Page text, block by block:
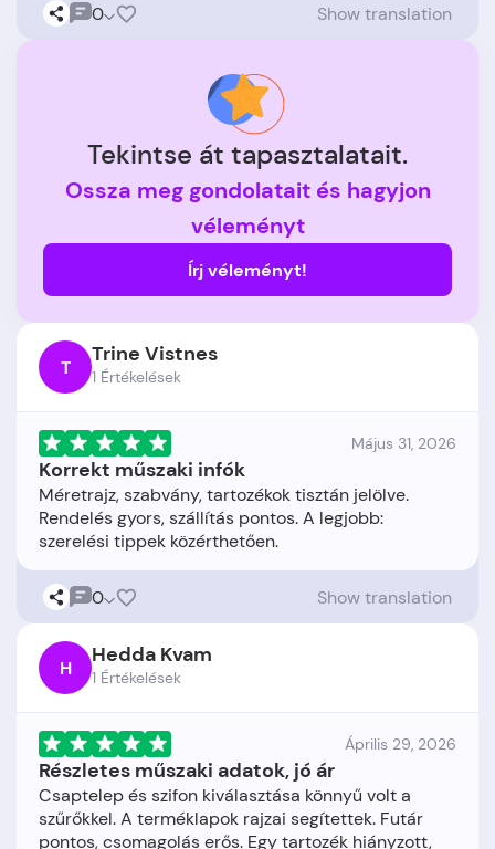
0 Show translation
Tekintse át tapasztalatait.
Ossza meg gondolatait és hagyjon
véleményt
Írj véleményt!
T Trine Vistnes
1 Értékelések
Május 31, 2026
Korrekt műszaki infók
Méretrajz, szabvány, tartozékok tisztán jelölve.
Rendelés gyors, szállítás pontos. A legjobb:
0 Show translation
H Hedda Kvam
1 Értékelések
Április 29, 2026
Részletes műszaki adatok, jó ár
Csaptelep és szifon kiválasztása könnyű volt a
szűrőkkel. A terméklapok rajzai segítettek. Futár
pontos, csomagolás erős. Egy tartozék hiányzott,